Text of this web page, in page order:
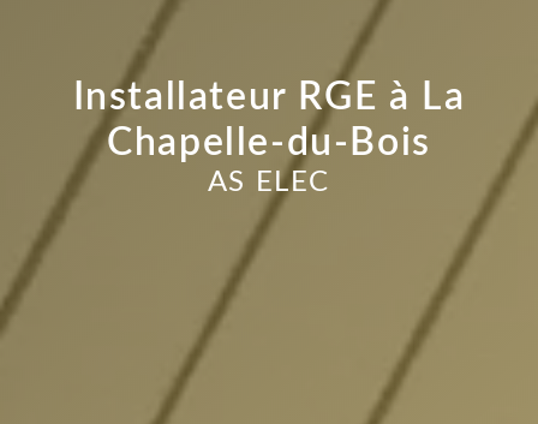
Installateur RGE à La
Chapelle-du-Bois
AS ELEC